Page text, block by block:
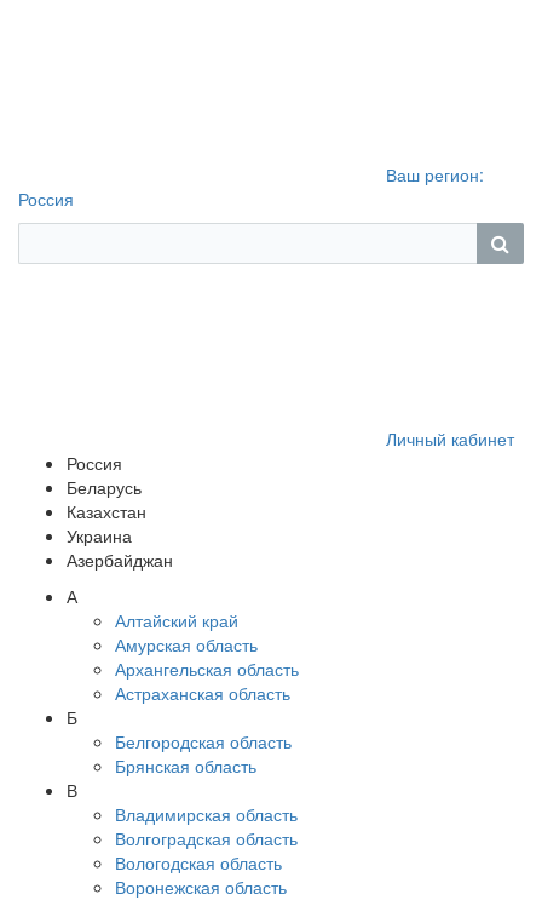
Ваш регион:
Россия
Личный кабинет
Россия
Беларусь
Казахстан
Украина
Азербайджан
А
Алтайский край
Амурская область
Архангельская область
Астраханская область
Б
Белгородская область
Брянская область
В
Владимирская область
Волгоградская область
Вологодская область
Воронежская область